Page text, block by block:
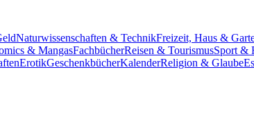
Naturwissenschaften & TechnikFreizeit, Haus &
& MangasFachbücherReisen & TourismusSport &
ErotikGeschenkbücherKalenderReligion & Glaube